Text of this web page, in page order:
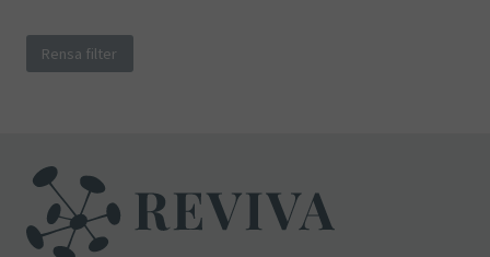
Rensa filter